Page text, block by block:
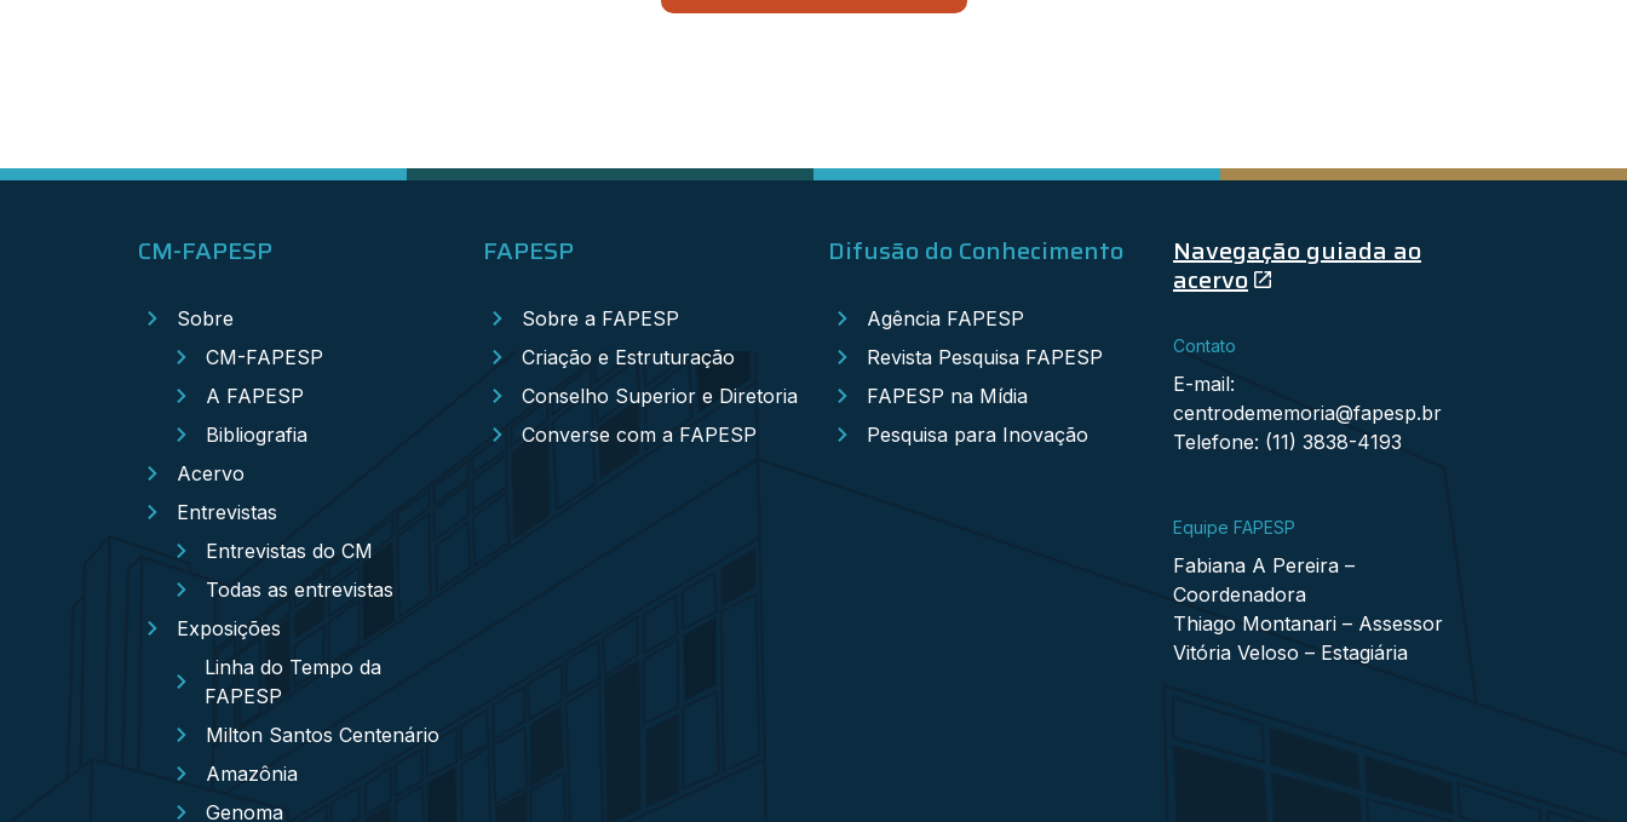
CM-FAPESP
Sobre
CM-FAPESP
A FAPESP
Bibliografia
Acervo
Entrevistas
Entrevistas do CM
Todas as entrevistas
Exposições
Linha do Tempo da
FAPESP
Milton Santos Centenário
Amazônia
Genoma
FAPESP
Sobre a FAPESP
Criação e Estruturação
Conselho Superior e Diretoria
Converse com a FAPESP
Difusão do Conhecimento
Agência FAPESP
Revista Pesquisa FAPESP
FAPESP na Mídia
Pesquisa para Inovação
Navegação guiada ao
acervo
Contato
E-mail:
centrodememoria@fapesp.br
Telefone: (11) 3838-4193
Equipe FAPESP
Fabiana A Pereira –
Coordenadora
Thiago Montanari – Assessor
Vitória Veloso – Estagiária